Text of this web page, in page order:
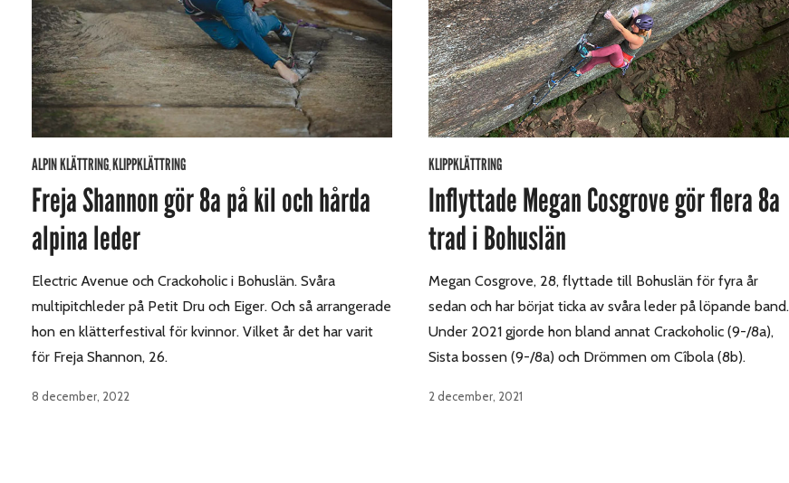
ALPIN KLÄTTRINGKLIPPKLÄTTRING
Freja Shannon gör 8a på kil och hårda
alpina leder
Electric Avenue och Crackoholic i Bohuslän. Svåra
multipitchleder på Petit Dru och Eiger. Och så arrangerade
hon en klätterfestival för kvinnor. Vilket år det har varit
för Freja Shannon, 26.
8 december, 2022
KLIPPKLÄTTRING
Inflyttade Megan Cosgrove gör flera 8a
trad i Bohuslän
Megan Cosgrove, 28, flyttade till Bohuslän för fyra år
sedan och har börjat ticka av svåra leder på löpande band.
Under 2021 gjorde hon bland annat Crackoholic (9-/8a),
Sista bossen (9-/8a) och Drömmen om Cîbola (8b).
2 december, 2021